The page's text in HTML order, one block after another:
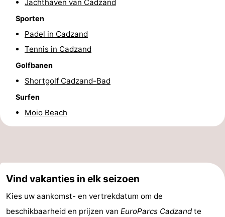
Dorp
Retranchement
Natuur
Het
West-
Vlaanderen
Brugge
Gent
De
Heist
Zeebrugge
-
Blankenberge
-
Jachthaven van Cadzand
Sporten
Padel in Cadzand
Tennis in Cadzand
Golfbanen
Shortgolf Cadzand-Bad
Surfen
Moio Beach
Vind vakanties in elk seizoen
Kies uw aankomst- en vertrekdatum om de
beschikbaarheid en prijzen van EuroParcs Cadzandte